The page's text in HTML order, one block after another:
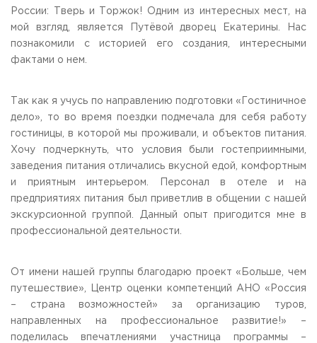
России: Тверь и Торжок! Одним из интересных мест, на
мой взгляд, является Путёвой дворец Екатерины. Нас
познакомили с историей его создания, интересными
фактами о нем.
Так как я учусь по направлению подготовки «Гостиничное
дело», то во время поездки подмечала для себя работу
гостиницы, в которой мы проживали, и объектов питания.
Хочу подчеркнуть, что условия были гостеприимными,
заведения питания отличались вкусной едой, комфортным
и приятным интерьером. Персонал в отеле и на
предприятиях питания был приветлив в общении с нашей
экскурсионной группой. Данный опыт пригодится мне в
профессиональной деятельности.
От имени нашей группы благодарю проект «Больше, чем
путешествие», Центр оценки компетенций АНО «Россия
– страна возможностей» за организацию туров,
направленных на профессиональное развитие!» –
поделилась впечатлениями участница программы –